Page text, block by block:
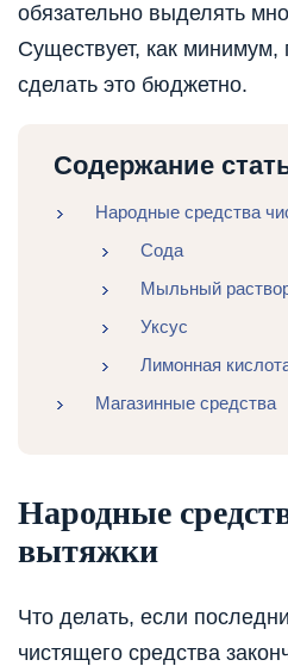
обязательно выделять
Существует, как минимум,
сделать это бюджетно.
Содержание
Народные средства
Сода
Мыльный
Уксус
Лимонная
Магазинные средства
Народные
вытяжки
Что делать, если
чистящего средства